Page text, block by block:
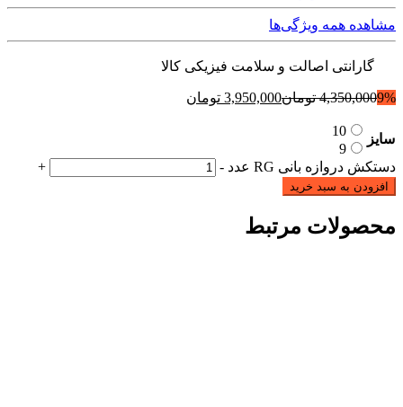
مشاهده همه ویژگی‌ها
گارانتی اصالت و سلامت فیزیکی کالا
9%
4,350,000 تومان3,950,000 تومان
سایز
10
9
دستکش دروازه بانی RG عدد
-
+
افزودن به سبد خرید
محصولات مرتبط